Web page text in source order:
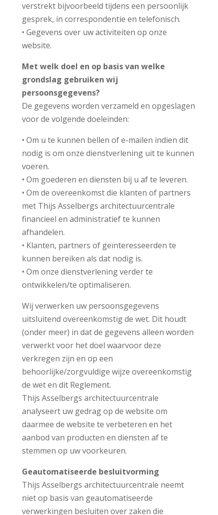
verstrekt bijvoorbeeld tijdens een persoonlijk
gesprek, in correspondentie en telefonisch.
• Gegevens over uw activiteiten op onze
website.
Met welk doel en op basis van welke
grondslag gebruiken wij
persoonsgegevens?
De gegevens worden verzameld en opgeslagen
voor de volgende doeleinden:
• Om u te kunnen bellen of e-mailen indien dit
nodig is om onze dienstverlening uit te kunnen
voeren.
• Om goederen en diensten bij u af te leveren.
• Om de overeenkomst die klanten of partners
met Thijs Asselbergs architectuurcentrale
financieel en administratief te kunnen
afhandelen.
• Klanten, partners of geïnteresseerden te
kunnen bereiken als dat nodig is.
• Om onze dienstverlening verder te
ontwikkelen/te optimaliseren.
Wij verwerken uw persoonsgegevens
uitsluitend overeenkomstig de wet. Dit houdt
(onder meer) in dat de gegevens alleen worden
verwerkt voor het doel waarvoor deze
verkregen zijn en op een
behoorlijke/zorgvuldige wijze overeenkomstig
de wet en dit Reglement.
Thijs Asselbergs architectuurcentrale
analyseert uw gedrag op de website om
daarmee de website te verbeteren en het
aanbod van producten en diensten af te
stemmen op uw voorkeuren.
Geautomatiseerde besluitvorming
Thijs Asselbergs architectuurcentrale neemt
niet op basis van geautomatiseerde
verwerkingen besluiten over zaken die